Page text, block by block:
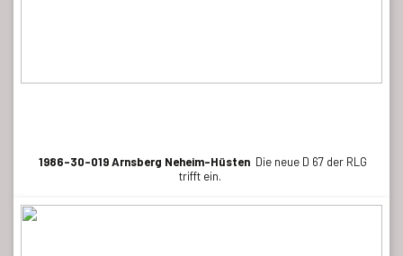
1986-30-019 Arnsberg Neheim-Hüsten Die neue D 67 der RLG
trifft ein.